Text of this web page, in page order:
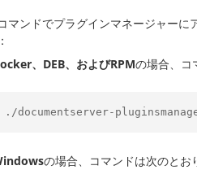
マンドでプラグインマネージャー
、DEB、およびRPMの場合、コ
. /documentserver-
の場合、コマンドは次のとお